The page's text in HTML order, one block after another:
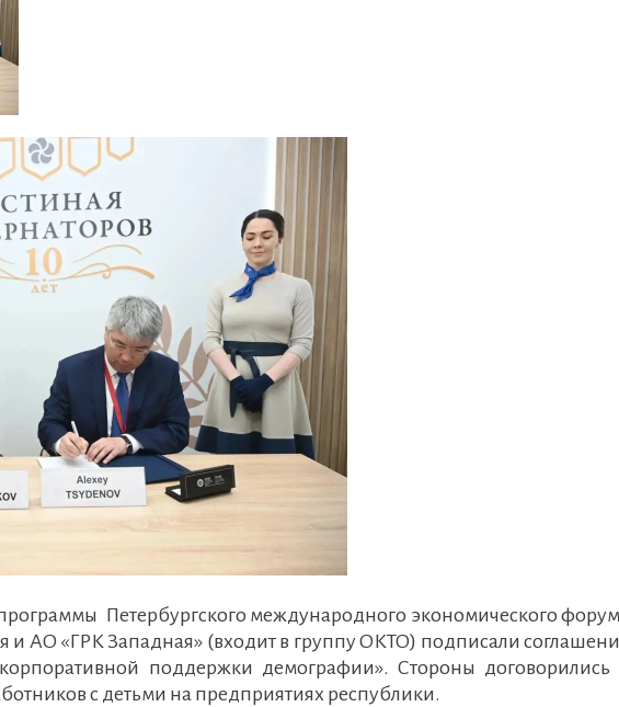
Петербургского международного экономического
и АО «ГРК Западная» (входит в группу ОКТО) подписали
поддержки демографии». Стороны договорились
с детьми на предприятиях республики.